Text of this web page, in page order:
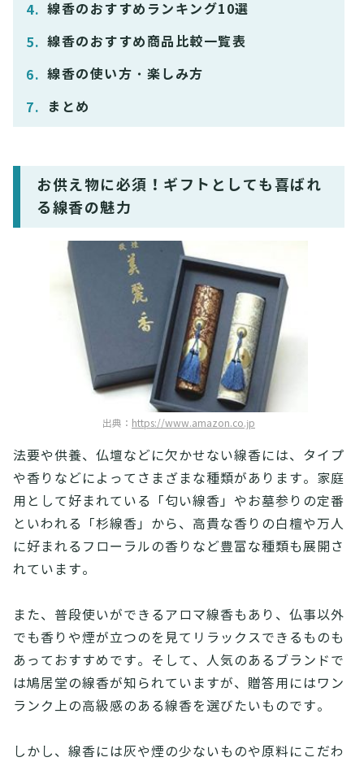
線香のおすすめランキング10選
線香のおすすめ商品比較一覧表
線香の使い方・楽しみ方
まとめ
お供え物に必須！ギフトとしても喜ばれ
る線香の魅力
出典： https://www.amazon.co.jp
法要や供養、仏壇などに欠かせない線香には、タイプ
や香りなどによってさまざまな種類があります。家庭
用として好まれている「匂い線香」やお墓参りの定番
といわれる「杉線香」から、高貴な香りの白檀や万人
に好まれるフローラルの香りなど豊富な種類も展開さ
れています。
また、普段使いができるアロマ線香もあり、仏事以外
でも香りや煙が立つのを見てリラックスできるものも
あっておすすめです。そして、人気のあるブランドで
は鳩居堂の線香が知られていますが、贈答用にはワン
ランク上の高級感のある線香を選びたいものです。
しかし、線香には灰や煙の少ないものや原料にこだわ